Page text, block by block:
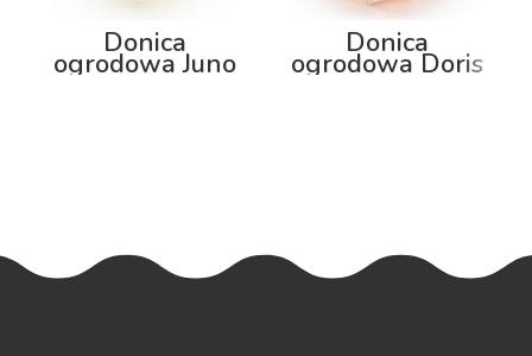
Donica
ogrodowa Juno
Donica
ogrodowa Doris